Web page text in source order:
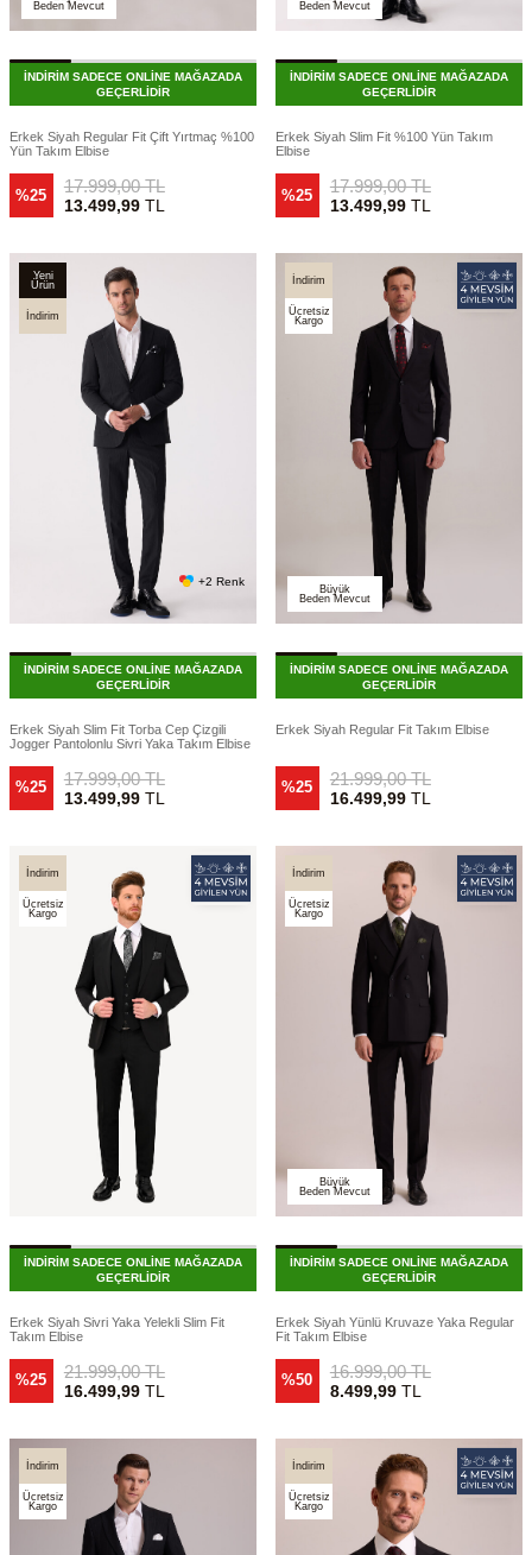
Beden Mevcut
İNDİRİM SADECE ONLİNE MAĞAZADA
GEÇERLİDİR
Erkek Siyah Regular Fit Çift Yırtmaç %100
Yün Takım Elbise
%25 17.999,00TL
13.499,99TL
Beden Mevcut
İNDİRİM SADECE ONLİNE MAĞAZADA
GEÇERLİDİR
Erkek Siyah Slim Fit %100 Yün Takım
Elbise
%25 17.999,00TL
13.499,99TL
Yeni
Ürün
İndirim
+2 Renk
İNDİRİM SADECE ONLİNE MAĞAZADA
GEÇERLİDİR
Erkek Siyah Slim Fit Torba Cep Çizgili
Jogger Pantolonlu Sivri Yaka Takım Elbise
%25 17.999,00TL
13.499,99TL
İndirim
Ücretsiz
Kargo
Büyük
Beden Mevcut
İNDİRİM SADECE ONLİNE MAĞAZADA
GEÇERLİDİR
Erkek Siyah Regular Fit Takım Elbise
%25 21.999,00TL
16.499,99TL
İndirim
Ücretsiz
Kargo
İNDİRİM SADECE ONLİNE MAĞAZADA
GEÇERLİDİR
Erkek Siyah Sivri Yaka Yelekli Slim Fit
Takım Elbise
%25 21.999,00TL
16.499,99TL
İndirim
Ücretsiz
Kargo
Büyük
Beden Mevcut
İNDİRİM SADECE ONLİNE MAĞAZADA
GEÇERLİDİR
Erkek Siyah Yünlü Kruvaze Yaka Regular
Fit Takım Elbise
%50 16.999,00TL
8.499,99TL
İndirim
Ücretsiz
Kargo
İndirim
Ücretsiz
Kargo